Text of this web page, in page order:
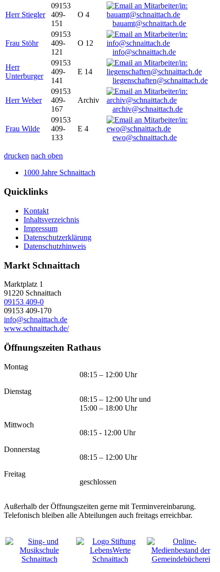
Herr Stiegler
09153
409-
151
O 4
bauamt@schnaittach.de
Frau Stöhr
09153
409-
121
O 12
info@schnaittach.de
Herr
Unterburger
09153
409-
141
E 14
liegenschaften@schnaittach.de
Herr Weber
09153
409-
167
Archiv
archiv@schnaittach.de
Frau Wilde
09153
409-
133
E 4
ewo@schnaittach.de
drucken nach oben
1000 Jahre Schnaittach
Quicklinks
Kontakt
Inhaltsverzeichnis
Impressum
Datenschutzerklärung
Datenschutzhinweis
Markt Schnaittach
Marktplatz 1
91220 Schnaittach
09153 409-0
09153 409-170
info@schnaittach.de
www.schnaittach.de/
Öffnungszeiten Rathaus
Montag
08:15 – 12:00 Uhr
Dienstag
08:15 – 12:00 Uhr und
15:00 – 18:00 Uhr
Mittwoch
08:15 - 12:00 Uhr
Donnerstag
08:15 – 12:00 Uhr
Freitag
geschlossen
Außerhalb der Öffnungszeiten gerne mit Terminvereinbarung.
Telefonisch bleiben alle Abteilungen auch freitags erreichbar.